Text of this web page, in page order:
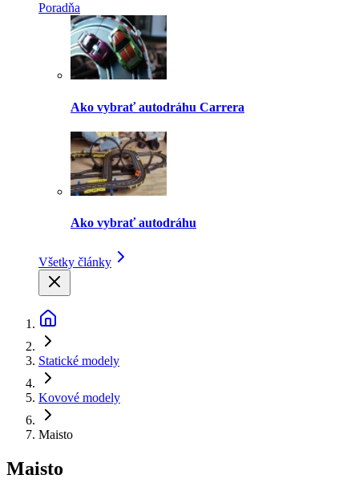
Poradňa
Ako vybrať autodráhu Carrera
Ako vybrať autodráhu
Všetky články
Statické modely
Kovové modely
Maisto
Maisto